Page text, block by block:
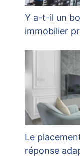
Y a-t-il un
immobilier
Le
réponse